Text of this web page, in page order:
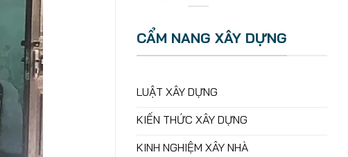
CẨM NANG XÂY DỰNG
LUẬT XÂY DỰNG
KIẾN THỨC XÂY DỰNG
KINH NGHIỆM XÂY NHÀ